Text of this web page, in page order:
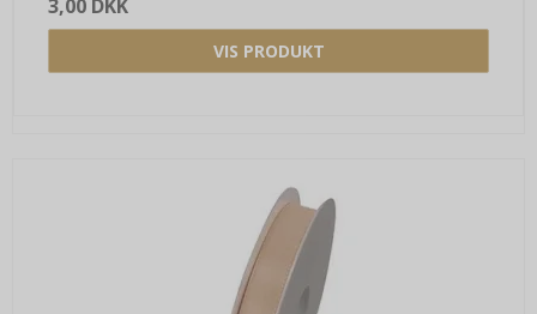
3,00 DKK
VIS PRODUKT